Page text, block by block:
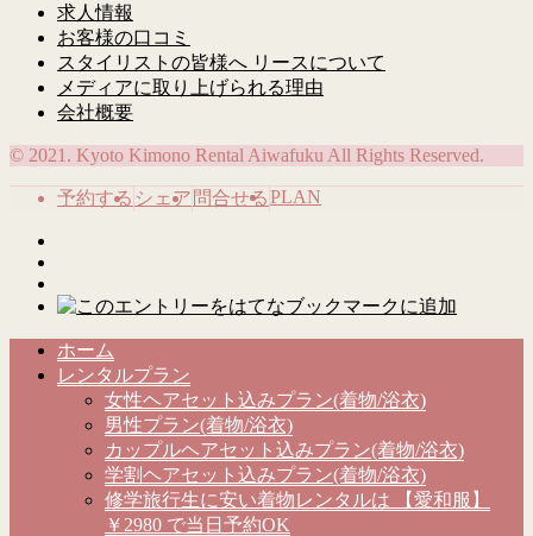
求人情報
お客様の口コミ
スタイリストの皆様へ リースについて
メディアに取り上げられる理由
会社概要
© 2021. Kyoto Kimono Rental Aiwafuku All Rights Reserved.
予約する シェア 問合せるPLAN
ホーム
レンタルプラン
女性ヘアセット込みプラン(着物/浴衣)
男性プラン(着物/浴衣)
カップルヘアセット込みプラン(着物/浴衣)
学割ヘアセット込みプラン(着物/浴衣)
修学旅行生に安い着物レンタルは 【愛和服】
￥2980 で当日予約OK